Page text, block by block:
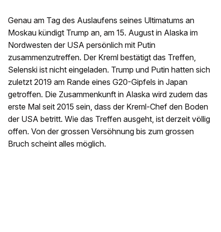
Genau am Tag des Auslaufens seines Ultimatums an
Moskau kündigt Trump an, am 15. August in Alaska im
Nordwesten der USA persönlich mit Putin
zusammenzutreffen. Der Kreml bestätigt das Treffen,
Selenski ist nicht eingeladen. Trump und Putin hatten sich
zuletzt 2019 am Rande eines G20-Gipfels in Japan
getroffen. Die Zusammenkunft in Alaska wird zudem das
erste Mal seit 2015 sein, dass der Kreml-Chef den Boden
der USA betritt. Wie das Treffen ausgeht, ist derzeit völlig
offen. Von der grossen Versöhnung bis zum grossen
Bruch scheint alles möglich.